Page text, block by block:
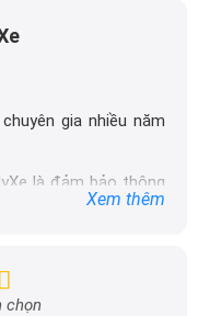
gia nhiều năm
là đảm bảo thông
thường
Xem thêm
chọn